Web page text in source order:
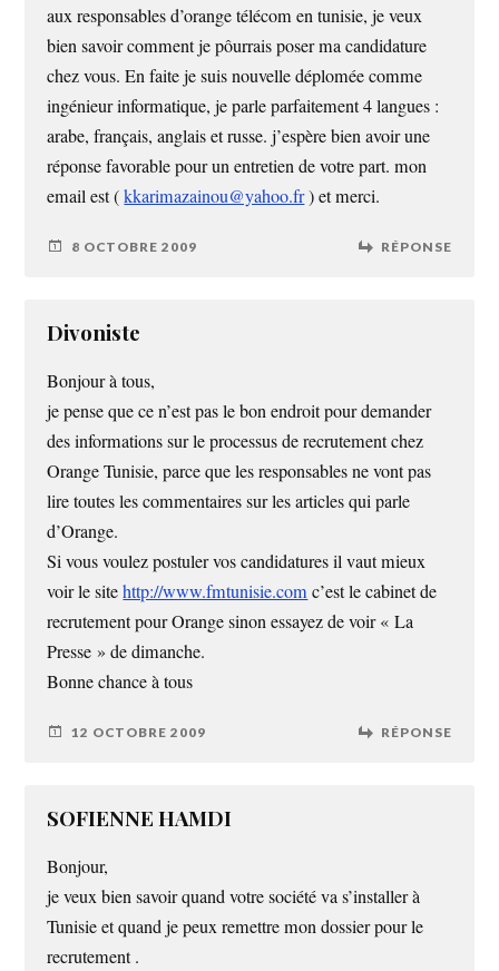
aux responsables d’orange télécom en tunisie, je veux
bien savoir comment je pôurrais poser ma candidature
chez vous. En faite je suis nouvelle déplomée comme
ingénieur informatique, je parle parfaitement 4 langues :
arabe, français, anglais et russe. j’espère bien avoir une
réponse favorable pour un entretien de votre part. mon
email est (kkarimazainou@yahoo.fr) et merci.
8 OCTOBRE 2009 RÉPONSE
Divoniste
Bonjour à tous,
je pense que ce n’est pas le bon endroit pour demander
des informations sur le processus de recrutement chez
Orange Tunisie, parce que les responsables ne vont pas
lire toutes les commentaires sur les articles qui parle
d’Orange.
Si vous voulez postuler vos candidatures il vaut mieux
voir le sitehttp://www.fmtunisie.comc’est le cabinet de
recrutement pour Orange sinon essayez de voir « La
Presse » de dimanche.
Bonne chance à tous
12 OCTOBRE 2009 RÉPONSE
SOFIENNE HAMDI
Bonjour,
je veux bien savoir quand votre société va s’installer à
Tunisie et quand je peux remettre mon dossier pour le
recrutement .